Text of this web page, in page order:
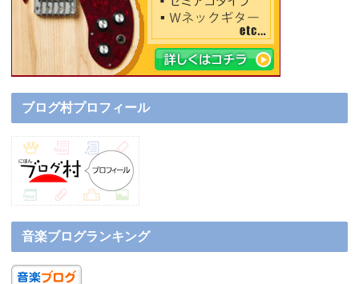
ブログ村プロフィール
音楽ブログランキング